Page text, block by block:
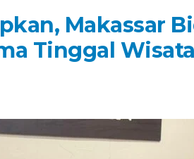
Makassar
Tinggal